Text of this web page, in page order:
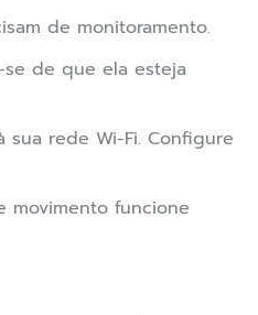
de monitoramento.
de que ela esteja
rede Wi-Fi. Configure
movimento funcione